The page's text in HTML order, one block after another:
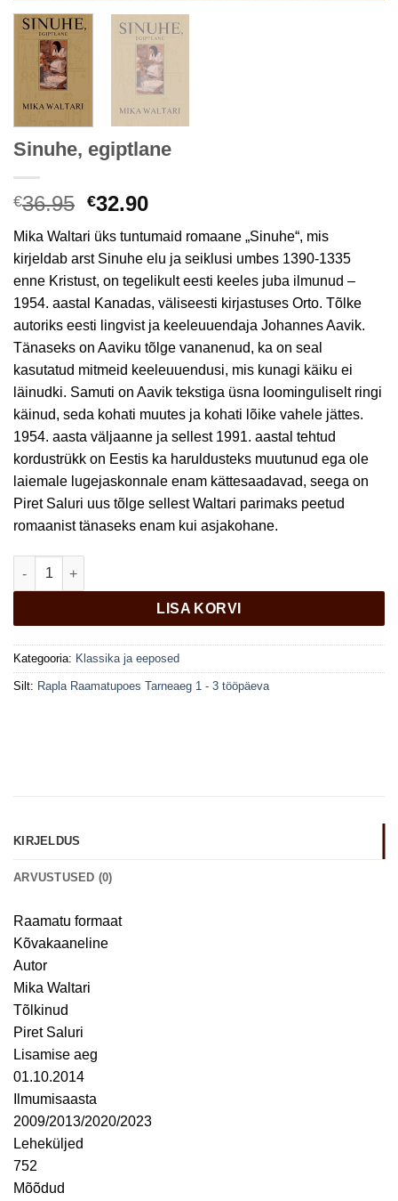
Sinuhe, egiptlane
€36.95 Algne
hind
oli:
€36.95.
€32.90Current
price
is:
€32.90.
Mika Waltari üks tuntumaid romaane „Sinuhe“, mis
kirjeldab arst Sinuhe elu ja seiklusi umbes 1390-1335
enne Kristust, on tegelikult eesti keeles juba ilmunud –
1954. aastal Kanadas, väliseesti kirjastuses Orto. Tõlke
autoriks eesti lingvist ja keeleuuendaja Johannes Aavik.
Tänaseks on Aaviku tõlge vananenud, ka on seal
kasutatud mitmeid keeleuuendusi, mis kunagi käiku ei
läinudki. Samuti on Aavik tekstiga üsna loominguliselt ringi
käinud, seda kohati muutes ja kohati lõike vahele jättes.
1954. aasta väljaanne ja sellest 1991. aastal tehtud
kordustrükk on Eestis ka haruldusteks muutunud ega ole
laiemale lugejaskonnale enam kättesaadavad, seega on
Piret Saluri uus tõlge sellest Waltari parimaks peetud
romaanist tänaseks enam kui asjakohane.
Sinuhe, egiptlane kogus
LISA KORVI
Kategooria: Klassika ja eeposed
Silt: Rapla Raamatupoes Tarneaeg 1 - 3 tööpäeva
KIRJELDUS
ARVUSTUSED (0)
Raamatu formaat
Kõvakaaneline
Autor
Mika Waltari
Tõlkinud
Piret Saluri
Lisamise aeg
01.10.2014
Ilmumisaasta
2009/2013/2020/2023
Leheküljed
752
Mõõdud